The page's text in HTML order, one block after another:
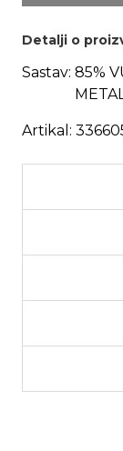
Detalji o
Sastav: 85%
Artikal: